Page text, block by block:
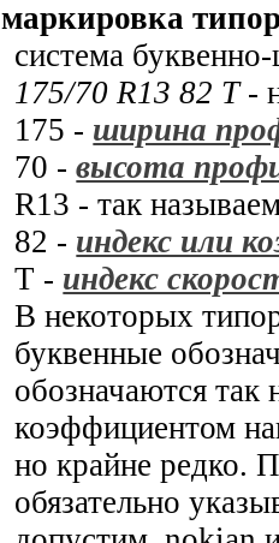
маркировка
система
175/70 R13 82 T-
175 - ширина
70 -высота
R13 - так
82 - индекс или
Т - индекс
В некоторых
буквенные
обозначаются
коэффициентом
но крайне редко.
обязательно